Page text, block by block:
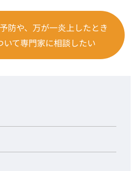
防や、万が一炎上したとき
いて専門家に相談したい